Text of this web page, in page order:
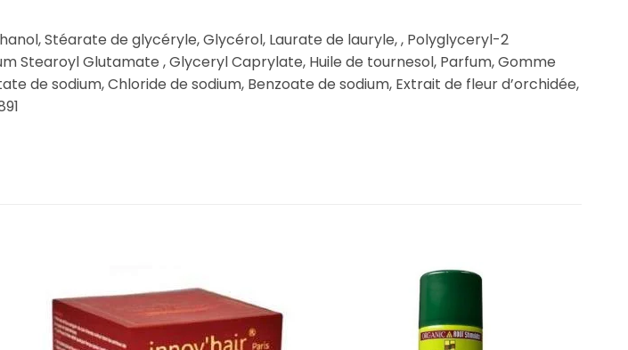
Stéarate de glycéryle, Glycérol, Laurate de lauryle, , Polyglyceryl-2
Stearoyl Glutamate , Glyceryl Caprylate, Huile de tournesol, Parfum, Gomme
de sodium, Chloride de sodium, Benzoate de sodium, Extrait de fleur d’orchidée,